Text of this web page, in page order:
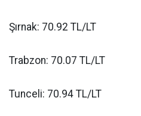
Şırnak: 70.92 TL/LT
Trabzon: 70.07 TL/LT
Tunceli: 70.94 TL/LT